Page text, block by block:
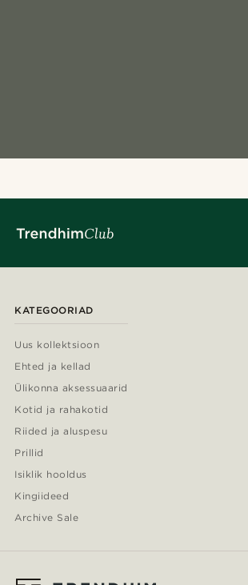
KATEGOORIAD
Uus kollektsioon
Ehted ja kellad
Ülikonna aksessuaarid
Kotid ja rahakotid
Riided ja aluspesu
Prillid
Isiklik hooldus
Kingiideed
Archive Sale